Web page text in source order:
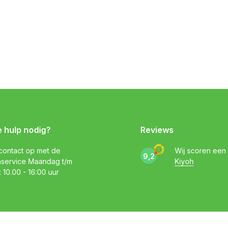
hulp nodig?
op met de
Maandag t/m
10.00 - 16:00 uur
Reviews
9,2
Wij scoren een
Kiyoh